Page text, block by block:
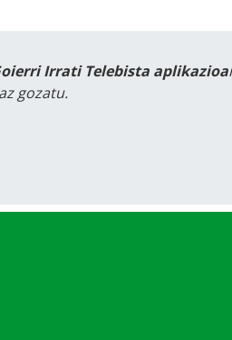
Irrati Telebista aplikazioa
gozatu.